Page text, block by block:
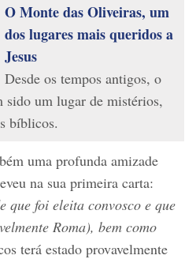
O Monte das Oliveiras, um
dos lugares mais queridos a
Jesus
Desde os tempos antigos, o
sido um lugar de mistérios,
bíblicos.
uma profunda amizade
na sua primeira carta:
que foi eleita convosco e que
Roma), bem como
terá estado provavelmente